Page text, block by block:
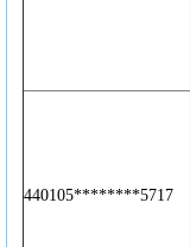
440105********5717